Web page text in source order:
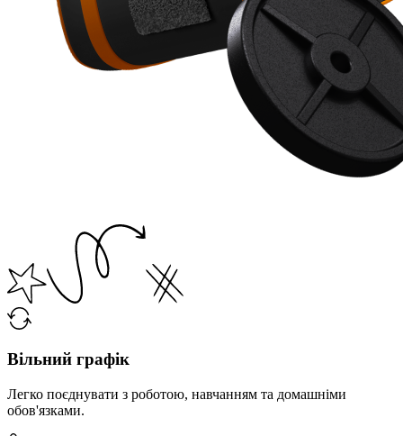
Вільний графік
Легко поєднувати з роботою, навчанням та домашніми
обов'язками.